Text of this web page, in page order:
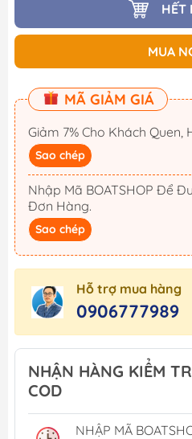
HẾT
MUA
MÃ GIẢM GIÁ
Giảm 7% Cho Khách
Sao chép
Nhập Mã BOATSHOP Để
Đơn Hàng.
Sao chép
Hỗ trợ mua hàng
0906777989
NHẬN HÀNG KIỂM
COD
NHẬP MÃ